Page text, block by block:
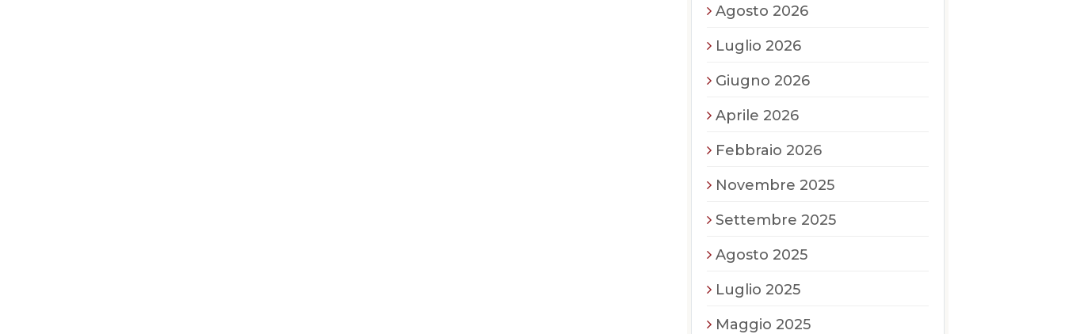
Agosto 2026
Luglio 2026
Giugno 2026
Aprile 2026
Febbraio 2026
Novembre 2025
Settembre 2025
Agosto 2025
Luglio 2025
Maggio 2025